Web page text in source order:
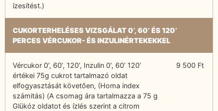
ízesítést.)
CUKORTERHELÉSES VIZSGÁLAT 0’, 60’ ÉS 120’
PERCES VÉRCUKOR- ÉS INZULINÉRTEKEKKEL
Vércukor 0’, 60’, 120’, Inzulin 0’, 60’ 120’
értékei 75g cukrot tartalmazó oldat
elfogyasztását követően, (Homa index
számitás) (A csomag ára tartalmazza a 75 g
Glükóz oldatot és ízlés szerint a citrom
9 500 Ft